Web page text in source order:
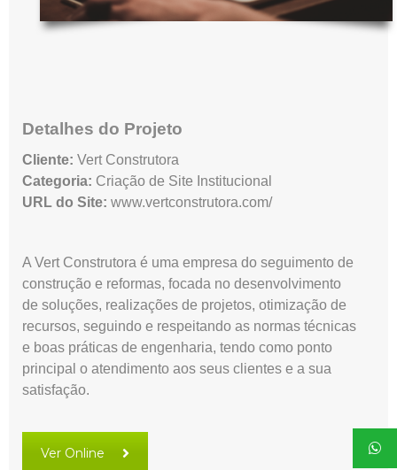
Detalhes do Projeto
Cliente: Vert Construtora
Categoria: Criação de Site Institucional
URL do Site: www.vertconstrutora.com/
A Vert Construtora é uma empresa do seguimento de
construção e reformas, focada no desenvolvimento
de soluções, realizações de projetos, otimização de
recursos, seguindo e respeitando as normas técnicas
e boas práticas de engenharia, tendo como ponto
principal o atendimento aos seus clientes e a sua
satisfação.
Ver Online